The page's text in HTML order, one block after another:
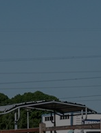
is
uit voor
van de